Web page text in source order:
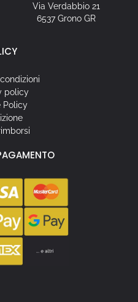
Via Verdabbio 21
6537 Grono GR
policy
Policy